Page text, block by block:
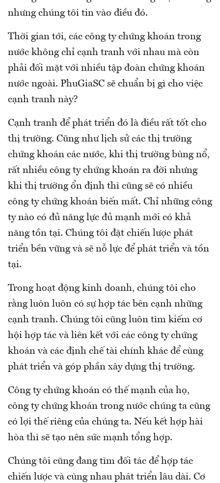
nhưng chúng tôi tin vào điều đó.
Thời gian tới, các công ty chứng khoán trong
nước không chỉ cạnh tranh với nhau mà còn
phải đối mặt với nhiều tập đoàn chứng khoán
nước ngoài. PhuGiaSC sẽ chuẩn bị gì cho việc
cạnh tranh này?
Cạnh tranh để phát triển đó là điều rất tốt cho
thị trường. Cũng như lịch sử các thị trường
chứng khoán các nước, khi thị trường bùng nổ,
rất nhiều công ty chứng khoán ra đời nhưng
khi thị trường ổn định thì cũng sẽ có nhiều
công ty chứng khoán biến mất. Chỉ những công
ty nào có đủ năng lực đủ mạnh mới có khả
năng tồn tại. Chúng tôi đặt chiến lược phát
triển bền vững và sẽ nỗ lực để phát triển và tồn
tại.
Trong hoạt động kinh doanh, chúng tôi cho
rằng luôn luôn có sự hợp tác bên cạnh những
cạnh tranh. Chúng tôi cũng luôn tìm kiếm cơ
hội hợp tác và liên kết với các công ty chứng
khoán và các định chế tài chính khác để cùng
phát triển và góp phần xây dựng thị trường.
Công ty chứng khoán có thế mạnh của họ,
công ty chứng khoán trong nước chúng ta cũng
có lợi thế riêng của chúng ta. Nếu kết hợp hài
hòa thì sẽ tạo nên sức mạnh tổng hợp.
Chúng tôi cũng đang tìm đối tác để hợp tác
chiến lược và cùng nhau phát triển lâu dài. Cơ